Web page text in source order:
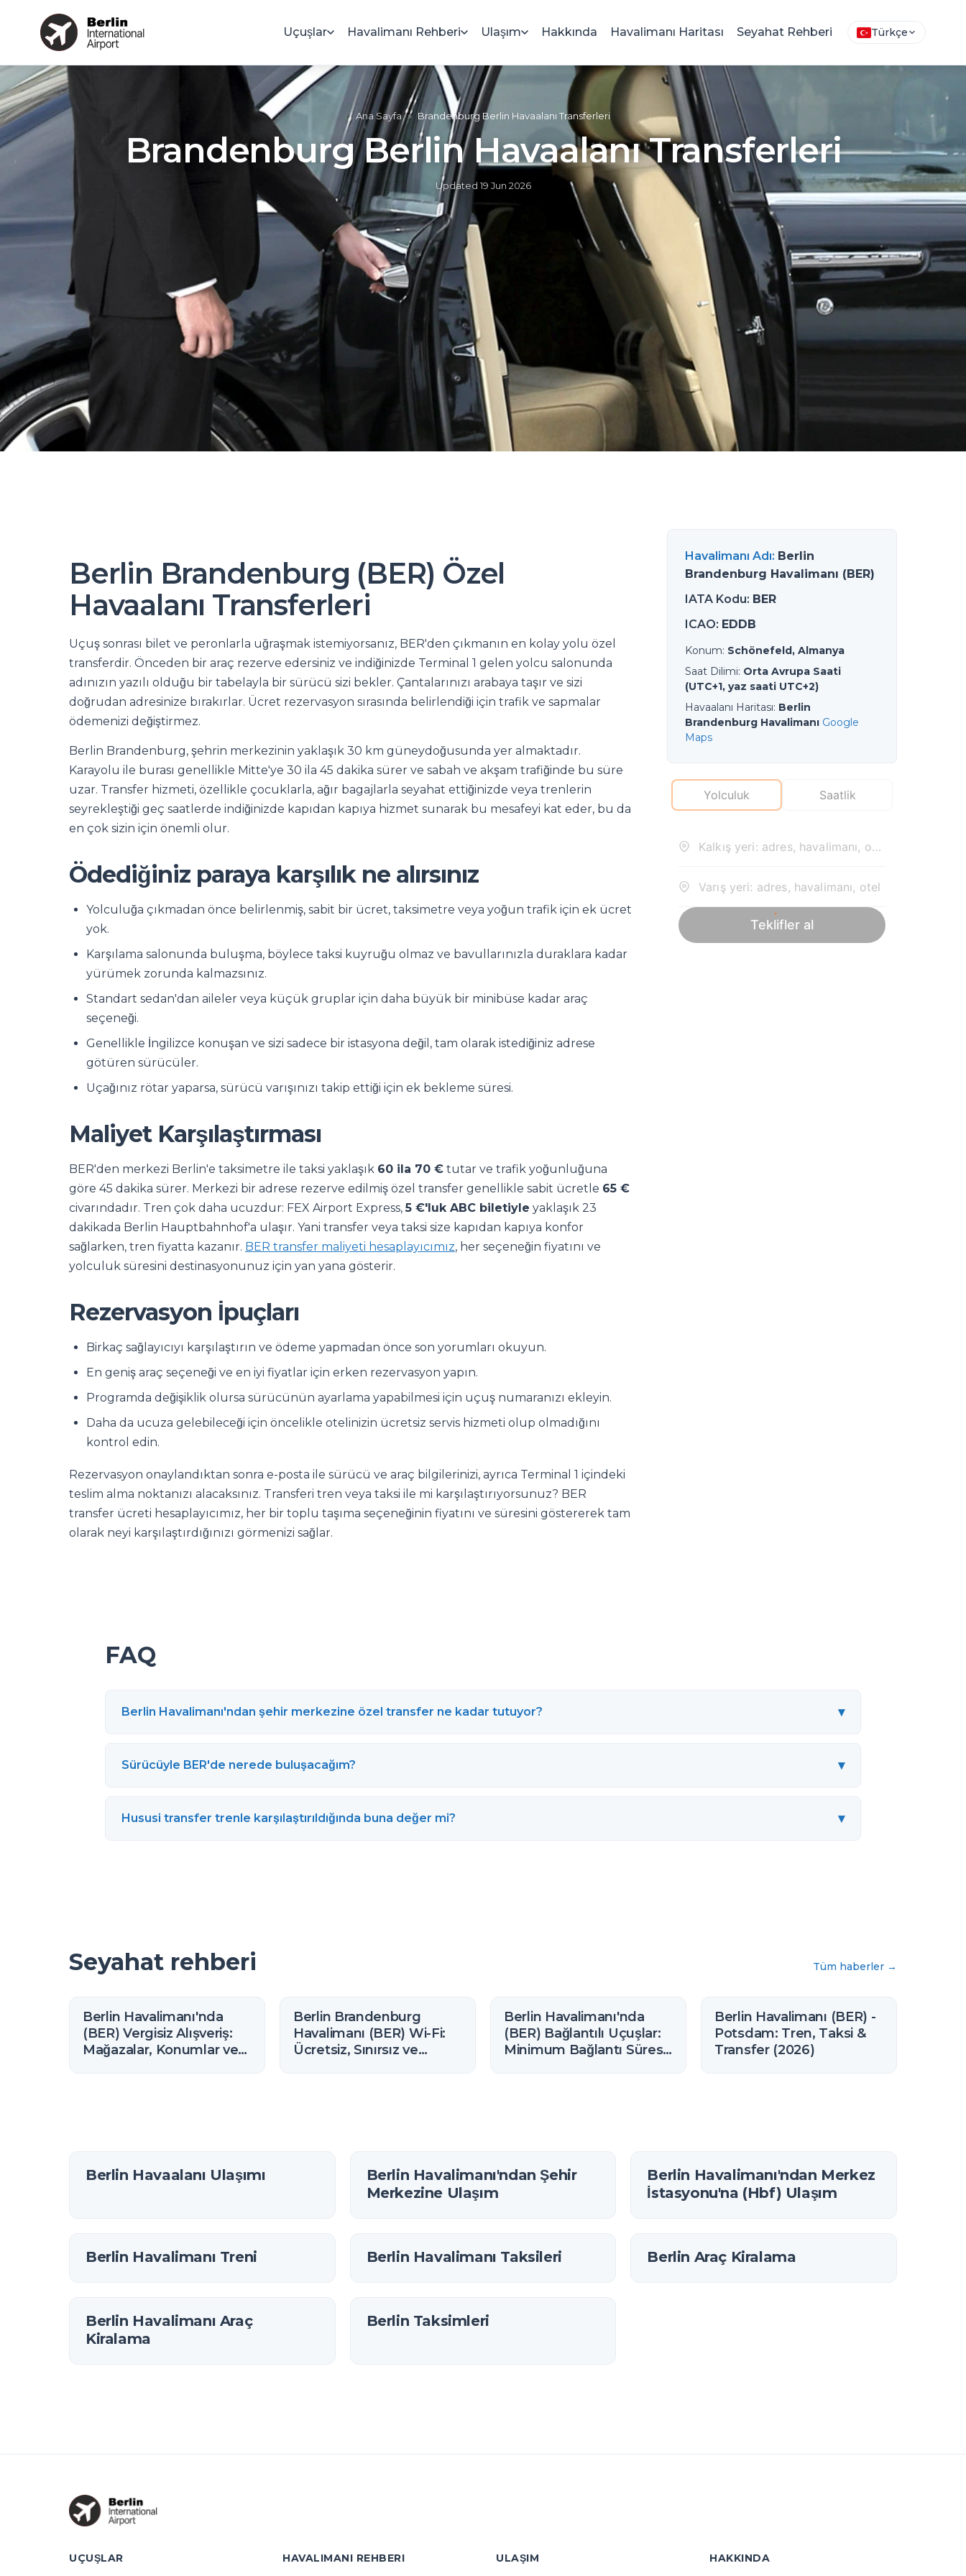
Uçuşlar Havalimanı Rehberi Ulaşım Hakkında Havalimanı Haritası Seyahat Rehberi Türkçe
Ana Sayfa » Brandenburg Berlin Havaalanı Transferleri
Brandenburg Berlin Havaalanı Transferleri
Updated 19 Jun 2026
Berlin Brandenburg (BER) Özel
Havaalanı Transferleri
Uçuş sonrası bilet ve peronlarla uğraşmak istemiyorsanız, BER'den çıkmanın en kolay yolu özel
transferdir. Önceden bir araç rezerve edersiniz ve indiğinizde Terminal 1 gelen yolcu salonunda
adınızın yazılı olduğu bir tabelayla bir sürücü sizi bekler. Çantalarınızı arabaya taşır ve sizi
doğrudan adresinize bırakırlar. Ücret rezervasyon sırasında belirlendiği için trafik ve sapmalar
ödemenizi değiştirmez.
Berlin Brandenburg, şehrin merkezinin yaklaşık 30 km güneydoğusunda yer almaktadır.
Karayolu ile burası genellikle Mitte'ye 30 ila 45 dakika sürer ve sabah ve akşam trafiğinde bu süre
uzar. Transfer hizmeti, özellikle çocuklarla, ağır bagajlarla seyahat ettiğinizde veya trenlerin
seyrekleştiği geç saatlerde indiğinizde kapıdan kapıya hizmet sunarak bu mesafeyi kat eder, bu da
en çok sizin için önemli olur.
Ödediğiniz paraya karşılık ne alırsınız
Yolculuğa çıkmadan önce belirlenmiş, sabit bir ücret, taksimetre veya yoğun trafik için ek ücret
yok.
Karşılama salonunda buluşma, böylece taksi kuyruğu olmaz ve bavullarınızla duraklara kadar
yürümek zorunda kalmazsınız.
Standart sedan'dan aileler veya küçük gruplar için daha büyük bir minibüse kadar araç
seçeneği.
Genellikle İngilizce konuşan ve sizi sadece bir istasyona değil, tam olarak istediğiniz adrese
götüren sürücüler.
Uçağınız rötar yaparsa, sürücü varışınızı takip ettiği için ek bekleme süresi.
Maliyet Karşılaştırması
BER'den merkezi Berlin'e taksimetre ile taksi yaklaşık 60 ila 70 € tutar ve trafik yoğunluğuna
göre 45 dakika sürer. Merkezi bir adrese rezerve edilmiş özel transfer genellikle sabit ücretle 65 €
civarındadır. Tren çok daha ucuzdur: FEX Airport Express,5 €'luk ABC biletiyle yaklaşık 23
dakikada Berlin Hauptbahnhof'a ulaşır. Yani transfer veya taksi size kapıdan kapıya konfor
sağlarken, tren fiyatta kazanır. BER transfer maliyeti hesaplayıcımız, her seçeneğin fiyatını ve
yolculuk süresini destinasyonunuz için yan yana gösterir.
Rezervasyon İpuçları
Birkaç sağlayıcıyı karşılaştırın ve ödeme yapmadan önce son yorumları okuyun.
En geniş araç seçeneği ve en iyi fiyatlar için erken rezervasyon yapın.
Programda değişiklik olursa sürücünün ayarlama yapabilmesi için uçuş numaranızı ekleyin.
Daha da ucuza gelebileceği için öncelikle otelinizin ücretsiz servis hizmeti olup olmadığını
kontrol edin.
Rezervasyon onaylandıktan sonra e-posta ile sürücü ve araç bilgilerinizi, ayrıca Terminal 1 içindeki
teslim alma noktanızı alacaksınız. Transferi tren veya taksi ile mi karşılaştırıyorsunuz? BER
transfer ücreti hesaplayıcımız, her bir toplu taşıma seçeneğinin fiyatını ve süresini göstererek tam
olarak neyi karşılaştırdığınızı görmenizi sağlar.
Havalimanı Adı: Berlin
Brandenburg Havalimanı (BER)
IATA Kodu: BER
ICAO: EDDB
Konum: Schönefeld, Almanya
Saat Dilimi: Orta Avrupa Saati
(UTC+1, yaz saati UTC+2)
Havaalanı Haritası: Berlin
Brandenburg Havalimanı Google
Maps
FAQ
Berlin Havalimanı'ndan şehir merkezine özel transfer ne kadar tutuyor? ▾
Sürücüyle BER'de nerede buluşacağım? ▾
Hususi transfer trenle karşılaştırıldığında buna değer mi? ▾
Seyahat rehberi Tüm haberler →
Berlin Havalimanı'nda
(BER) Vergisiz Alışveriş:
Mağazalar, Konumlar ve
Berlin Brandenburg
Havalimanı (BER) Wi-Fi:
Ücretsiz, Sınırsız ve
Berlin Havalimanı'nda
(BER) Bağlantılı Uçuşlar:
Minimum Bağlantı Süresi
Berlin Havalimanı (BER) -
Potsdam: Tren, Taksi &
Transfer (2026)
Berlin Havaalanı Ulaşımı
Berlin Havalimanı'ndan Şehir
Merkezine Ulaşım
Berlin Havalimanı'ndan Merkez
İstasyonu'na (Hbf) Ulaşım
Berlin Havalimanı Treni Berlin Havalimanı Taksileri Berlin Araç Kiralama
Berlin Havalimanı Araç
Kiralama
Berlin Taksimleri
UÇUŞLAR HAVALIMANI REHBERI ULAŞIM HAKKINDA